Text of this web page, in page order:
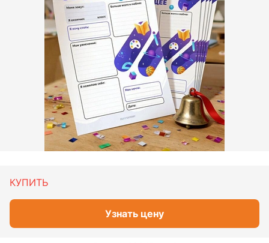
КУПИТЬ
Узнать цену